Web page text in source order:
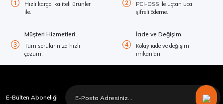
Hızlı kargo, kaliteli ürünler
ile.
PCI-DSS ile uçtan uca
şifreli ödeme.
Müşteri Hizmetleri
Tüm sorularınıza hızlı
çözüm.
İade ve Değişim
Kolay iade ve değişim
imkanları
E-Bülten Aboneliği